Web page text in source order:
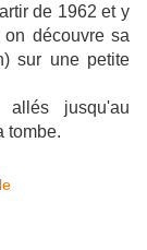
de 1962 et y
découvre sa
sur une petite
jusqu'au
tombe.